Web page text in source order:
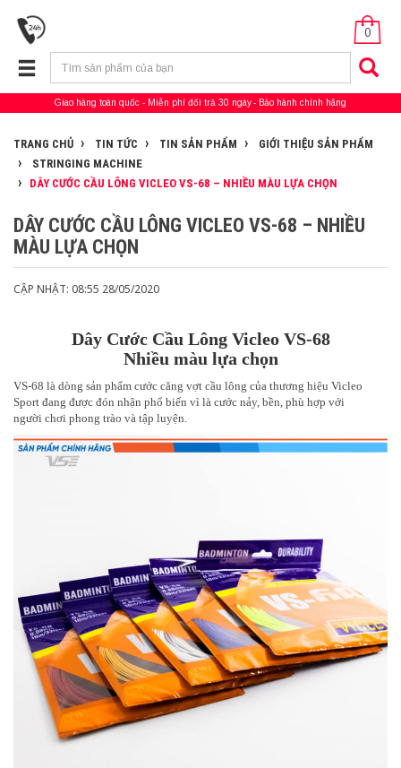
0
Giao hàng toàn quốc Miễn phí đổi trả 30 ngày Bảo hành chính hãng
TRANG CHỦ TIN TỨC TIN SẢN PHẨM
GIỚI THIỆU SẢN PHẨM
STRINGING MACHINE
DÂY CƯỚC CẦU LÔNG VICLEO VS-68 – NHIỀU MÀU LỰA CHỌN
DÂY CƯỚC CẦU LÔNG VICLEO VS-68 – NHIỀU
MÀU LỰA CHỌN
CẬP NHẬT: 08:55 28/05/2020
Dây Cước Cầu Lông Vicleo VS-68
Nhiều màu lựa chọn
VS-68 là dòng sản phẩm cước căng vợt cầu lông của thương hiệu Vicleo
Sport đang được đón nhận phổ biến vì là cước nảy, bền, phù hợp với
người chơi phong trào và tập luyện.